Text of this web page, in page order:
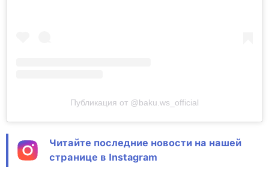
Публикация от @baku.ws_official
Читайте последние новости на нашей
странице в Instagram